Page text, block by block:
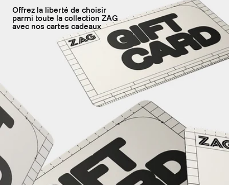
Offrez la liberté de choisir
parmi toute la collection ZAG
avec nos cartes cadeaux